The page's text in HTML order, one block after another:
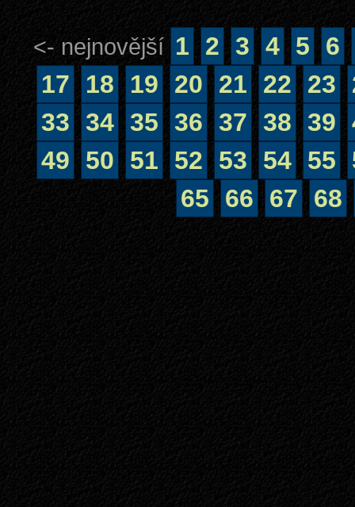
<- nejnovější 1 2 3 4 5
6
17
18 19 20 21 22 23
33 34 35 36 37 38 39
49
50 51 52 53 54 55
65
66 67 68